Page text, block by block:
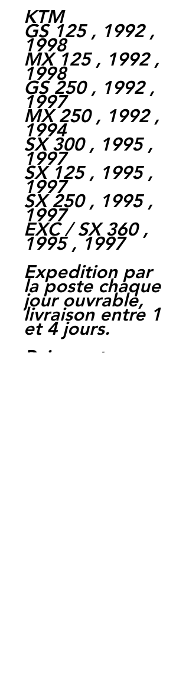
KTM
GS 125 , 1992 ,
1998
MX 125 , 1992 ,
1998
GS 250 , 1992 ,
1997
MX 250 , 1992 ,
1994
SX 300 , 1995 ,
1997
SX 125 , 1995 ,
1997
SX 250 , 1995 ,
1997
EXC / SX 360 ,
1995 , 1997
Expedition par
la poste chaque
jour ouvrable,
livraison entre 1
et 4 jours.
Paiement par